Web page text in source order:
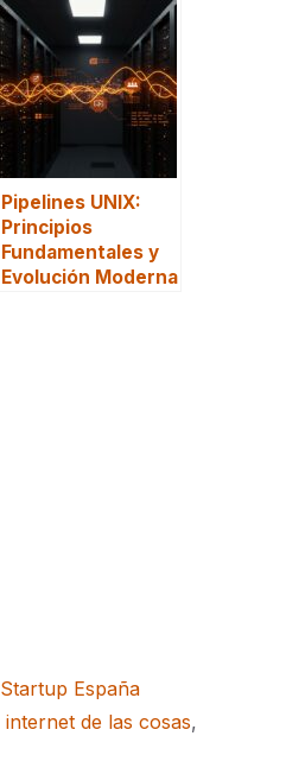
Pipelines UNIX:
Principios
Fundamentales y
Evolución Moderna
Startup España
internet de las cosas,